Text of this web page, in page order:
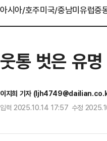
아시아/호주미국/중남미유럽중
웃통 벗은 유
이지희 기자
입력 2025.10.14 17:57 수정